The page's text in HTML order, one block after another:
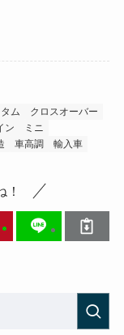
ム
クロスオーバー
ン
ミニ
車高調 輸入車